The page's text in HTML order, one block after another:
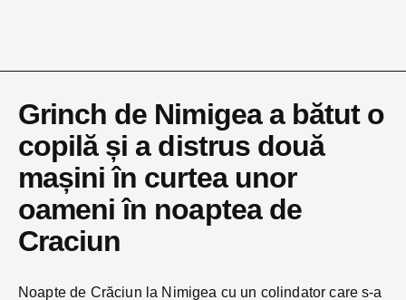
Grinch de Nimigea a bătut o
copilă și a distrus două
mașini în curtea unor
oameni în noaptea de
Craciun
Noapte de Crăciun la Nimigea cu un colindator care s-a